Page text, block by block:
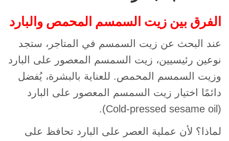
الفرق بين زيت السمسم المحمص والبارد
عند البحث عن زيت السمسم في المتاجر، ستجد
نوعين رئيسيين، زيت السمسم المعصور على البارد
وزيت السمسم المحمص. للعناية بالبشرة، يُفضل
دائمًا اختيار زيت السمسم المعصور على البارد
(Cold-pressed sesame oil).
لماذا؟ لأن عملية العصر على البارد تحافظ على